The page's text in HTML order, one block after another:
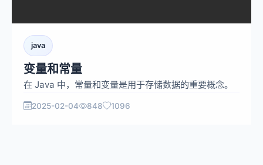
java
变量和常量
在 Java 中，常量和变量是用于存储数据的重要概念。
2025-02-04 848 1096